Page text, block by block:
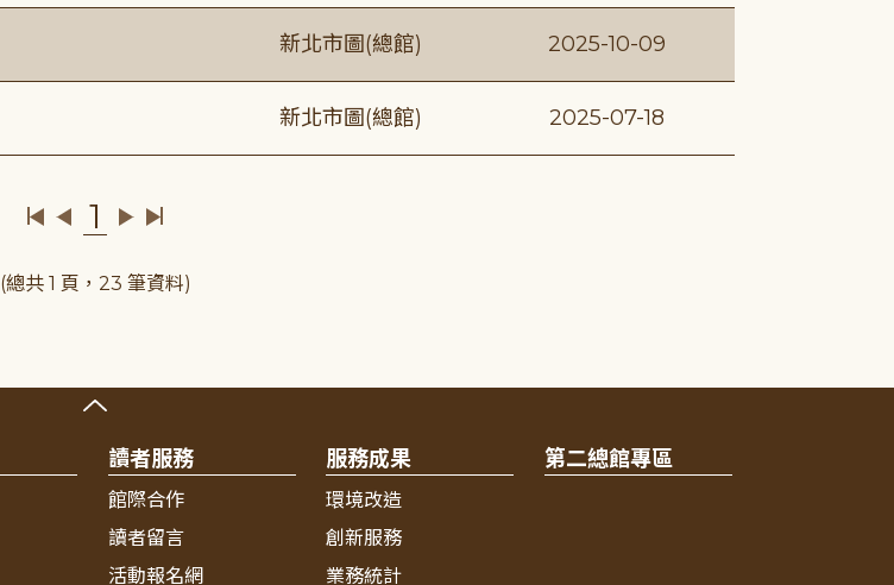
新北市圖(總館) 2025-10-09
新北市圖(總館) 2025-07-18
1
(總共 1 頁，23 筆資料)
讀者服務
館際合作
讀者留言
活動報名網
服務成果
環境改造
創新服務
業務統計
第二總館專區